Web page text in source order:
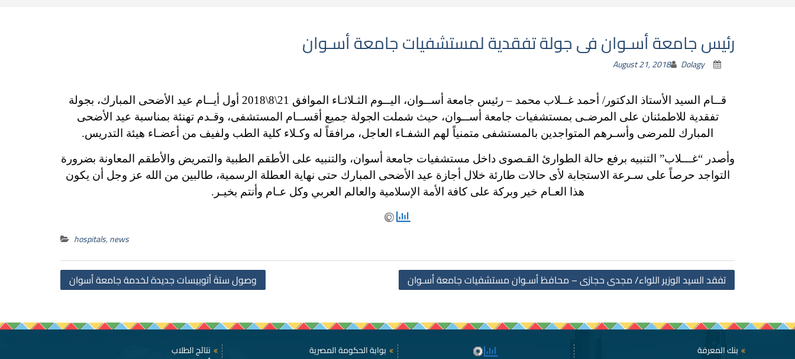
رئيس جامعة أسـوان فى جولة تفقدية لمستشفيات جامعة أسـوان
August 21, 2018 Dolagy
قــام السيد الأستاذ الدكتور/ أحمد غــلاب محمد – رئيس جامعة أســوان، اليــوم الثـلاثـاء الموافق 21\8\2018 أول أيــام عيد الأضحى المبارك، بجولة
تفقدية للاطمئنان على المرضـى بمستشفيات جامعة أســوان، حيث شملت الجولة جميع أقســام المستشفى، وقـدم تهنئة بمناسبة عيد الأضحى
المبارك للمرضى وأسـرهم المتواجدين بالمستشفى متمنياً لهم الشفـاء العاجل، مرافقاً له وكـلاء كلية الطب ولفيف من أعضـاء هيئة التدريس.
وأصدر “غـــلاب” التنبيه برفع حالة الطوارئ القـصوى داخل مستشفيات جامعة أسوان، والتنبيه على الأطقم الطبية والتمريض والأطقم المعاونة بضرورة
التواجد حرصاً على سـرعة الاستجابة لأى حالات طارئة خلال أجازة عيد الأضحى المبارك حتى نهاية العطلة الرسمية، طالبين من الله عز وجل أن يكون
هذا العـام خير وبركة على كافة الأمة الإسلامية والعالم العربي وكل عـام وأنتم بخيـر.
hospitals,news
وصول ستةَ أتوبيسات جديدة لخدمة جامعة أسوان تفقد السيد الوزير اللواء/ مجدى حجازى – محافظ أسـوان مستشفيات جامعة أسـوان
نتائج الطلاب
بوابة الحكومة المصرية
بنك المعرفة